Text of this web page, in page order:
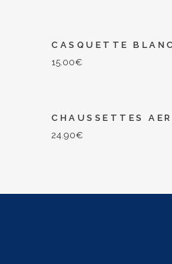
CASQUETTE
15.00€
CHAUSSETTES
24.90€